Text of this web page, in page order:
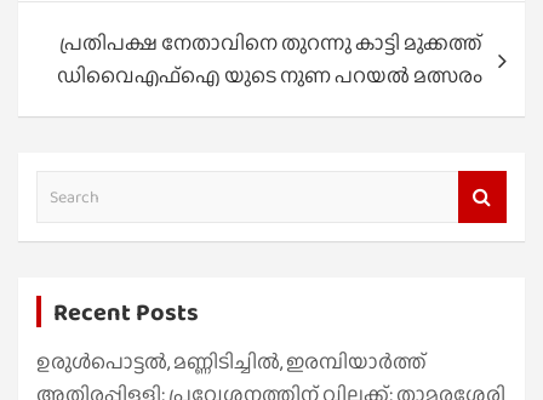
പ്രതിപക്ഷ നേതാവിനെ തുറന്നു കാട്ടി മുക്കത്ത്
ഡിവൈഎഫ്ഐ യുടെ നുണ പറയൽ മത്സരം
a
h
Recent Posts
ഉരുൾപൊട്ടൽ, മണ്ണിടിച്ചിൽ, ഇരമ്പിയാര്‍ത്ത്